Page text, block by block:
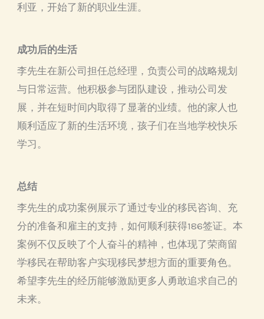
利亚，开始了新的职业生涯。
成功后的生活
李先生在新公司担任总经理，负责公司的战略规划
与日常运营。他积极参与团队建设，推动公司发
展，并在短时间内取得了显著的业绩。他的家人也
顺利适应了新的生活环境，孩子们在当地学校快乐
学习。
总结
李先生的成功案例展示了通过专业的移民咨询、充
分的准备和雇主的支持，如何顺利获得186签证。本
案例不仅反映了个人奋斗的精神，也体现了荣商留
学移民在帮助客户实现移民梦想方面的重要角色。
希望李先生的经历能够激励更多人勇敢追求自己的
未来。